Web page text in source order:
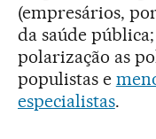
(empresários,
da saúde
polarização as
populistas e
especialistas.